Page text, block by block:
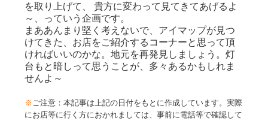
を取り上げて、 貴方に変わって見てきてあげるよ
～、っていう企画です。
まああんまり堅く考えないで、アイマップが見つ
けてきた、お店をご紹介するコーナーと思って頂
ければいいのかな。地元を再発見しましょう。灯
台もと暗しって思うことが、多々あるかもしれま
せんよ～
※ ご注意：本記事は上記の日付をもとに作成しています。実際
にお店等に行く方におかれましては、事前に電話等で確認して